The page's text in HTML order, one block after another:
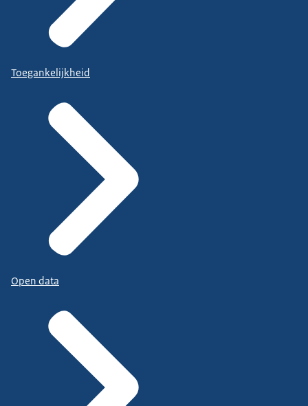
Toegankelijkheid
Open data